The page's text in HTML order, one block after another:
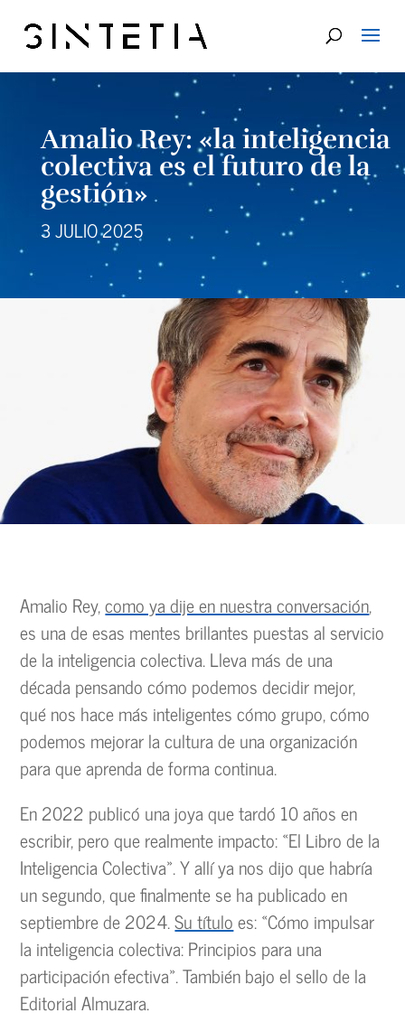
Amalio Rey: «la inteligencia
colectiva es el futuro de la
gestión»
3 JULIO 2025
Amalio Rey,como ya dije en nuestra conversación,
es una de esas mentes brillantes puestas al servicio
de la inteligencia colectiva. Lleva más de una
década pensando cómo podemos decidir mejor,
qué nos hace más inteligentes cómo grupo, cómo
podemos mejorar la cultura de una organización
para que aprenda de forma continua.
En 2022 publicó una joya que tardó 10 años en
escribir, pero que realmente impacto: «El Libro de la
Inteligencia Colectiva». Y allí ya nos dijo que habría
un segundo, que finalmente se ha publicado en
septiembre de 2024.Su títuloes: «Cómo impulsar
la inteligencia colectiva: Principios para una
participación efectiva». También bajo el sello de la
Editorial Almuzara.